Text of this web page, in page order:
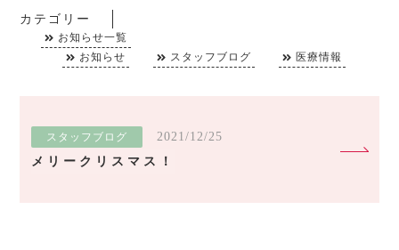
カテゴリー
お知らせ一覧
お知らせ
スタッフブログ 医療情報
スタッフブログ
2021/12/25
メリークリスマス！